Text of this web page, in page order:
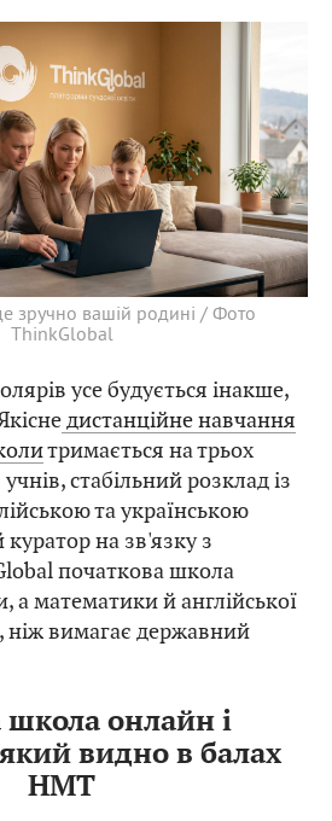
зручно вашій родині / Фото
ThinkGlobal
усе будується інакше,
дистанційне навчання
тримається на трьох
стабільний розклад із
та українською
на зв'язку з
початкова школа
а математики й англійської
ніж вимагає державний
онлайн і
видно в балах
НМТ